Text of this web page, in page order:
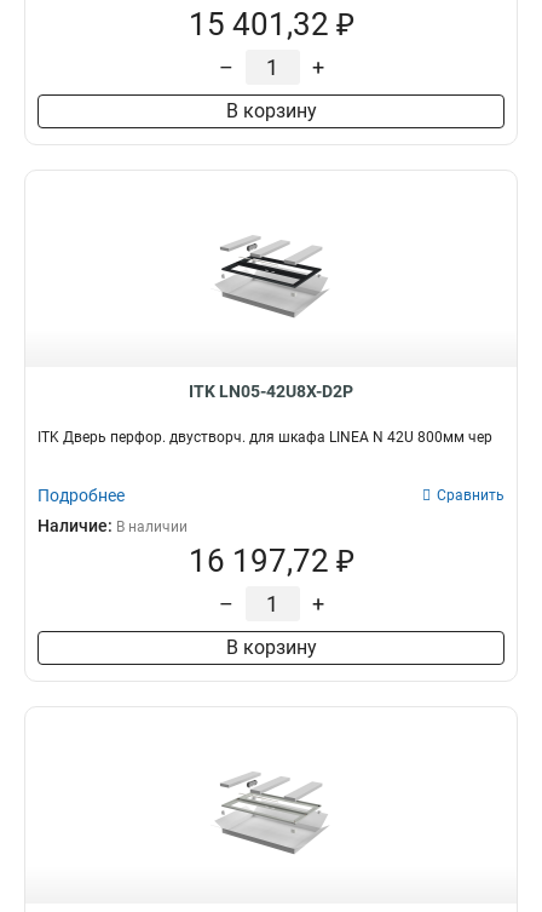
15 401,32 ₽
– +
В корзину
ITK LN05-42U8X-D2P
ITK Дверь перфор. двустворч. для шкафа LINEA N 42U 800мм чер
Подробнее Сравнить
Наличие: В наличии
16 197,72 ₽
– +
В корзину